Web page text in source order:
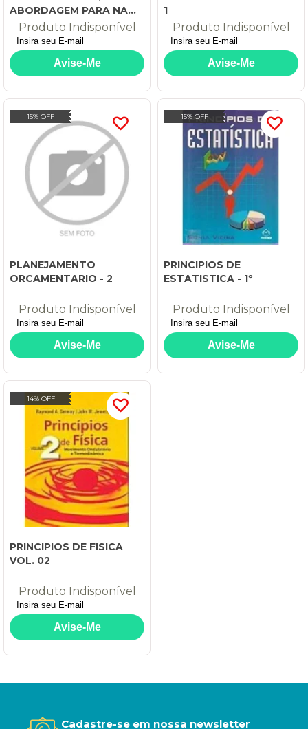
ABORDAGEM PARA NAO-
CONTADORES - 1
Produto Indisponível
1
Produto Indisponível
15% OFF
PLANEJAMENTO
ORCAMENTARIO - 2
Produto Indisponível
15% OFF
PRINCIPIOS DE
ESTATISTICA - 1º
Produto Indisponível
14% OFF
PRINCIPIOS DE FISICA
VOL. 02
Produto Indisponível
Cadastre-se em nossa newsletter